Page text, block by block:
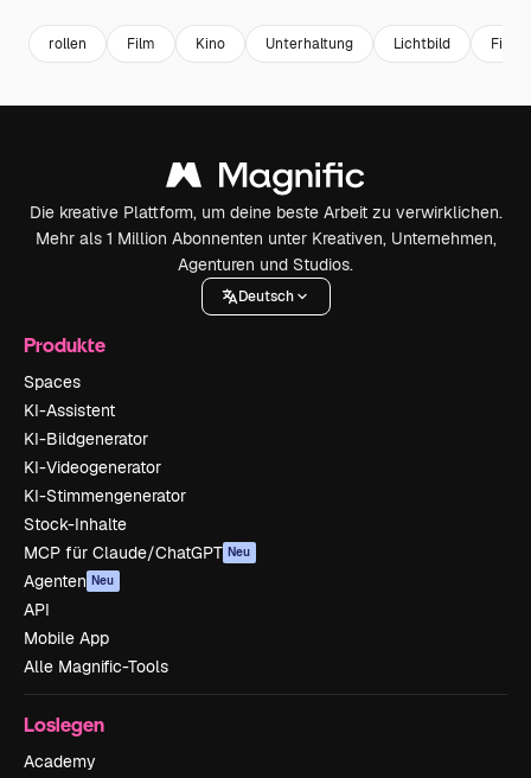
rollen Film Kino Unterhaltung Lichtbild Film
Die kreative Plattform, um deine beste Arbeit zu verwirklichen.
Mehr als 1 Million Abonnenten unter Kreativen, Unternehmen,
Agenturen und Studios.
Deutsch
Produkte
Spaces
KI-Assistent
KI-Bildgenerator
KI-Videogenerator
KI-Stimmengenerator
Stock-Inhalte
MCP für Claude/ChatGPT Neu
Agenten Neu
API
Mobile App
Alle Magnific-Tools
Loslegen
Academy